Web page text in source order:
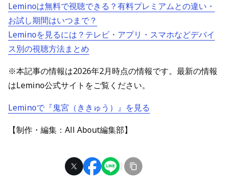
Leminoは無料で視聴できる？有料プレミアムとの違い・
お試し期間はいつまで？
Leminoを見るには？テレビ・アプリ・スマホなどデバイ
ス別の視聴方法まとめ
※本記事の情報は2026年2月時点の情報です。最新の情報
はLemino公式サイトをご覧ください。
Leminoで『鬼宮（ききゅう）』を見る
【制作・編集：All About編集部】